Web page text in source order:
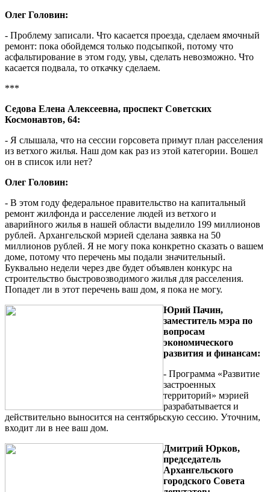
Олег Головин:
- Проблему записали. Что касается проезда, сделаем ямочный
ремонт: пока обойдемся только подсыпкой, потому что
асфальтирование в этом году, увы, сделать невозможно. Что
касается подвала, то откачку сделаем.
***
Седова Елена Алексеевна, проспект Советских
Космонавтов, 64:
- Я слышала, что на сессии горсовета примут план расселения
из ветхого жилья. Наш дом как раз из этой категории. Вошел
он в список или нет?
Олег Головин:
- В этом году федеральное правительство на капитальный
ремонт жилфонда и расселение людей из ветхого и
аварийного жилья в нашей области выделило 199 миллионов
рублей. Архангельской мэрией сделана заявка на 50
миллионов рублей. Я не могу пока конкретно сказать о вашем
доме, потому что перечень мы подали значительный.
Буквально недели через две будет объявлен конкурс на
строительство быстровозводимого жилья для расселения.
Попадет ли в этот перечень ваш дом, я пока не могу.
Юрий Пачин,
заместитель мэра по
вопросам
экономического
развития и финансам:
- Программа «Развитие
застроенных
территорий» мэрией
разрабатывается и
действительно выносится на сентябрьскую сессию. Уточним,
входит ли в нее ваш дом.
Дмитрий Юрков,
председатель
Архангельского
городского Совета